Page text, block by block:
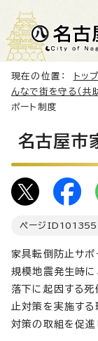
現在の位置： トッ
んなで街を守る（共
ポート制度
名古屋市
ページID
家具転倒防止サポ
規模地震発生時に
落下に起因する死
止対策を実施する
対策の取組を促進